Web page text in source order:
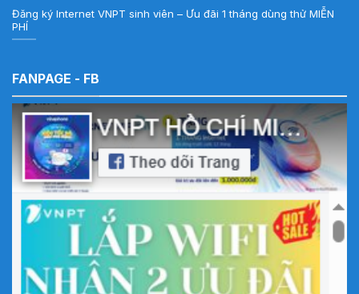
Đăng ký Internet VNPT sinh viên – Ưu đãi 1 tháng dùng thử MIỄN
PHÍ
FANPAGE - FB